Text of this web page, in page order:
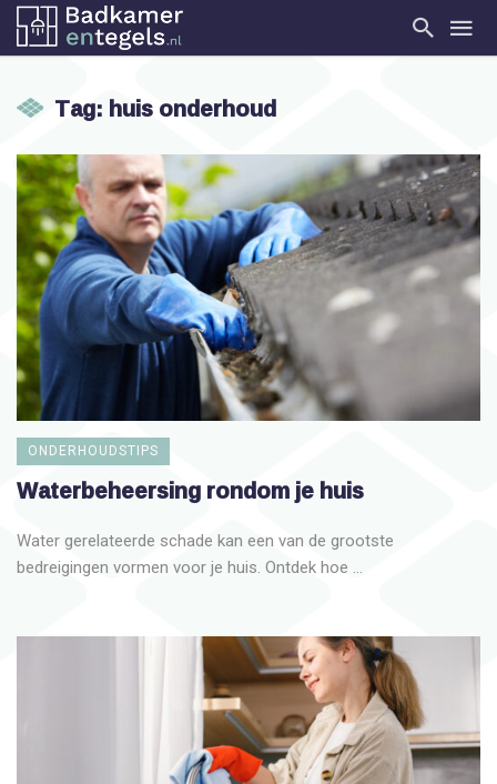
Tag: huis onderhoud
ONDERHOUDSTIPS
Waterbeheersing rondom je huis
Water gerelateerde schade kan een van de grootste
bedreigingen vormen voor je huis. Ontdek hoe ...